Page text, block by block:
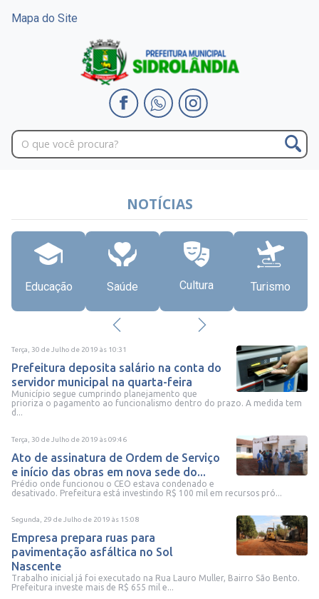
Mapa do Site
NOTÍCIAS
Educação Saúde Cultura Turismo
Terça, 30 de Julho de 2019 às 10:31
Prefeitura deposita salário na conta do
servidor municipal na quarta-feira
Município segue cumprindo planejamento que
prioriza o pagamento ao funcionalismo dentro do prazo. A medida tem
d...
Terça, 30 de Julho de 2019 às09:46
Ato de assinatura de Ordem de Serviço
e início das obras em nova sede do...
Prédio onde funcionou o CEO estava condenado e
desativado. Prefeitura está investindo R$ 100 mil em recursos pró...
Segunda, 29 de Julho de 2019 às 15:08
Empresa prepara ruas para
pavimentação asfáltica no Sol
Nascente
Trabalho inicial já foi executado na Rua Lauro Muller, Bairro São Bento.
Prefeitura investe mais de R$ 655 mil e...